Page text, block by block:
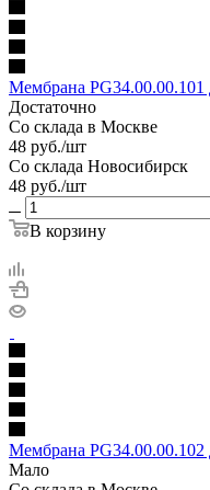
Мембрана PG34.00.00.101
Достаточно
Со склада в Москве
48 руб./шт
Со склада Новосибирск
48 руб./шт
В корзину
Мембрана PG34.00.00.102
Мало